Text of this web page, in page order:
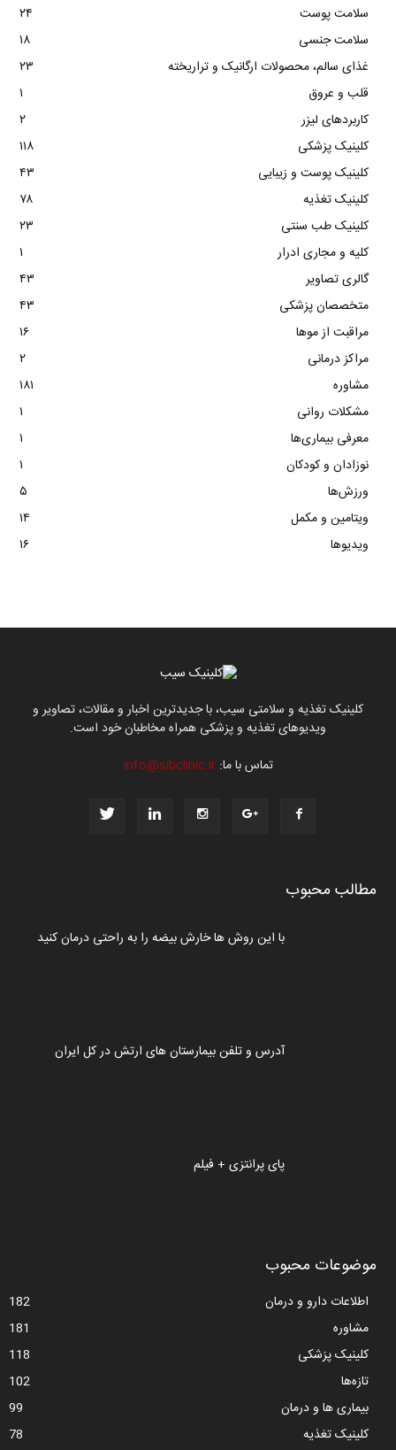
سلامت پوست
۲۴
سلامت جنسی
۱۸
غذای سالم، محصولات ارگانیک و تراریخته
۲۳
قلب و عروق
۱
کاربردهای لیزر
۲
کلینیک پزشکی
۱۱۸
کلینیک پوست و زیبایی
۴۳
کلینیک تغذیه
۷۸
کلینیک طب سنتی
۲۳
کلیه و مجاری ادرار
۱
گالری تصاویر
۴۳
متخصصان پزشکی
۴۳
مراقبت از موها
۱۶
مراکز درمانی
۲
مشاوره
۱۸۱
مشکلات روانی
۱
معرفی بیماری‌ها
۱
نوزادان و کودکان
۱
ورزش‌ها
۵
ویتامین و مکمل
۱۴
ویدیوها
۱۶
کلینیک تغذیه و سلامتی سیب، با جدیدترین اخبار و مقالات، تصاویر و
ویدیوهای تغذیه و پزشکی همراه مخاطبان خود است.
تماس با ما:info@sibclinic.ir
مطالب محبوب
با این روش ها خارش بیضه را به راحتی درمان کنید
آدرس و تلفن بیمارستان های ارتش در کل ایران
پای پرانتزی + فیلم
موضوعات محبوب
اطلاعات دارو و درمان
182
مشاوره
181
کلینیک پزشکی
118
تازه‌ها
102
بیماری ها و درمان
99
کلینیک تغذیه
78